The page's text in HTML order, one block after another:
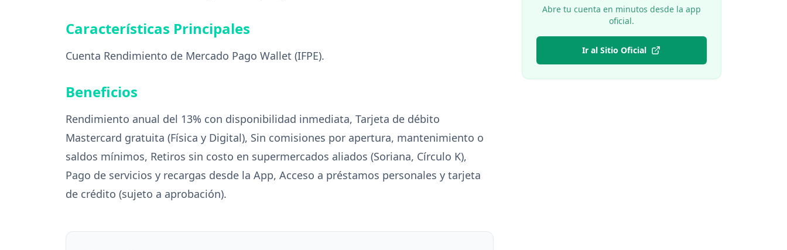
Características Principales
Cuenta Rendimiento de Mercado Pago Wallet (IFPE).
Beneficios
Rendimiento anual del 13% con disponibilidad inmediata, Tarjeta de débito
Mastercard gratuita (Física y Digital), Sin comisiones por apertura, mantenimiento o
saldos mínimos, Retiros sin costo en supermercados aliados (Soriana, Círculo K),
Pago de servicios y recargas desde la App, Acceso a préstamos personales y tarjeta
de crédito (sujeto a aprobación).
Abre tu cuenta en minutos desde la app
oficial.
Ir al Sitio Oficial